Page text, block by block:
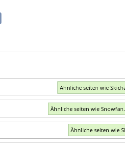
Ähnliche seiten wie
Ähnliche seiten wie
Ähnliche seiten wie